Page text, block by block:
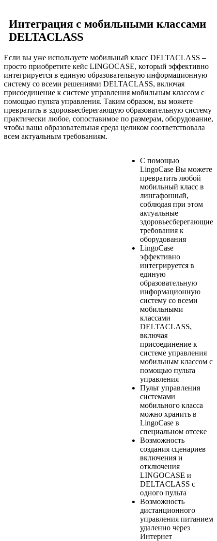
Интеграция с мобильными классами
DELTACLASS
Если вы уже используете мобильный класс DELTACLASS –
просто приобретите кейс LINGOCASE, который эффективно
интегрируется в единую образовательную информационную
систему со всеми решениями DELTACLASS, включая
присоединение к системе управления мобильным классом с
помощью пульта управления. Таким образом, вы можете
превратить в здоровьесберегающую образовательную систему
практически любое, сопоставимое по размерам, оборудование,
чтобы ваша образовательная среда целиком соответствовала
всем актуальным требованиям.
С помощью
LingoCase Вы можете
превратить любой
мобильный класс в
лингафонный,
соблюдая при этом
актуальные
здоровьесберегающие
требования к
оборудования
LingoCase
эффективно
интегрируется в
единую
образовательную
информационную
систему со всеми
мобильными
классами
DELTACLASS,
включая
присоединение к
системе управления
мобильным классом с
помощью пульта
управления
Пульт управления
системами
мобильного класса
можно хранить в
LingoCase в
специальном отсеке
Возможность
создания сценариев
включения и
отключения
LINGOCASE и
DELTACLASS с
одного пульта
Возможность
дистанционного
управления питанием
удаленно через
Интернет